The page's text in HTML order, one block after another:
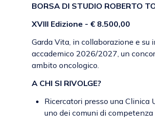
BORSA DI STUDIO ROBERTO
XVIII Edizione - € 8.500,00
Garda Vita, in collaborazione e su
accademico 2026/2027, un
ambito oncologico.
A CHI SI RIVOLGE?
Ricercatori presso una
uno dei comuni di